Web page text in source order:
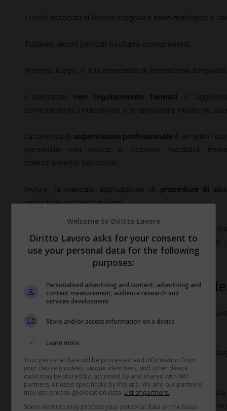
I rischi associati al lavoro irregolare sono molteplici e
Tuttavia, alcuni pericoli risultano omnipresenti.
In primo luogo, vi è la mancanza di formazione adeguata.
I lavoratori non regolarmente formati o
correttamente i macchinari o le tecnologie moderne,
La carenza di supervisione professionale è un altro
personale non riesce a ricevere feedback
potenzialmente pericolosi.
Inoltre, la mancata applicazione di procedure di
verifichino incidenti evitabili.
elevate,
pressioni costanti, non solo aumentano il rischio
problemi di salute mentale.
Statistiche sugli incidenti in
sui luoghi di lavoro irregolari rivelano
più alta rispetto ai contesti regolari.
Sebbene sia difficile ottenere numeri esatti, stime
attività non dichiarate sia fino a tre volte più elevato.
Morti e lesioni gravi sono comuni nei settori
operano inambienti pericolosiprivi di adeguate misure
Welcome to Diritto Lavoro
Diritto Lavoro asks for your consent to
use your personal data for the following
purposes:
Personalised advertising and content, advertising and
content measurement, audience research and
services development
Store and/or access information on a device
Learn more
Your personal data will be processed and information from
your device (cookies, unique identifiers, and other device
data) may be stored by, accessed by and shared with 681
partners, or used specifically by this site. We and our partners
may use precise geolocation data. List of partners.
Some vendors may process your personal data on the basis